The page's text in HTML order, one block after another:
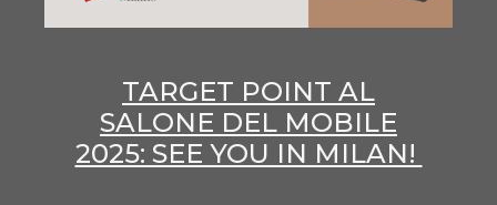
TARGET POINT AL
SALONE DEL MOBILE
2025: SEE YOU IN MILAN!